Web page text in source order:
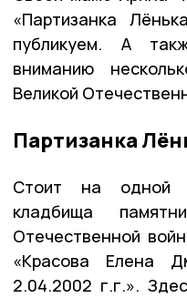
«Партизанка
публикуем. А
вниманию
Великой
Партизанка
Стоит на одной
кладбища
Отечественной
«Красова Елена
2.04.2002 г.г.».